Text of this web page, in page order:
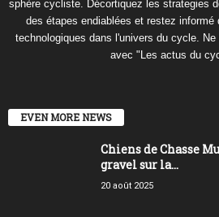
sphère cycliste. Décortiquez les strategies
des étapes endiablées et restez informé
technologiques dans l'univers du cycle.
avec "Les actus du
EVEN MORE NEWS
Chiens de Chasse
gravel sur la...
20 août 2025